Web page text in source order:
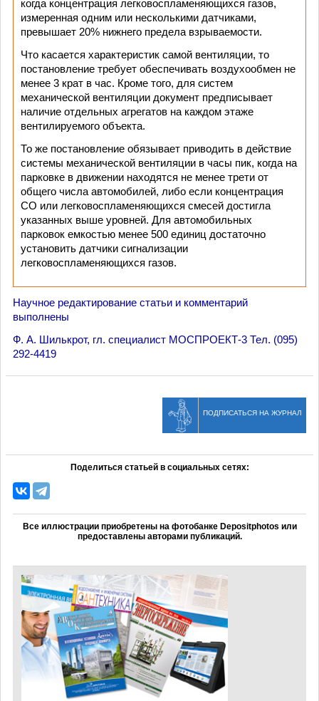
когда концентрация легковоспламеняющихся газов,
измеренная одним или несколькими датчиками,
превышает 20% нижнего предела взрываемости.
Что касается характеристик самой вентиляции, то
постановление требует обеспечивать воздухообмен не
менее 3 крат в час. Кроме того, для систем
механической вентиляции документ предписывает
наличие отдельных агрегатов на каждом этаже
вентилируемого объекта.
То же постановление обязывает приводить в действие
системы механической вентиляции в часы пик, когда на
парковке в движении находятся не менее трети от
общего числа автомобилей, либо если концентрация
СО или легковоспламеняющихся смесей достигла
указанных выше уровней. Для автомобильных
парковок емкостью менее 500 единиц достаточно
установить датчики сигнализации
легковоспламеняющихся газов.
Научное редактирование статьи и комментарий
выполнены
Ф. А. Шилькрот, гл. специалист МОСПРОЕКТ-3 Тел. (095)
292-4419
ПОДПИСАТЬСЯ НА ЖУРНАЛ
Поделиться статьей в социальных сетях:
Все иллюстрации приобретены на фотобанке Depositphotos или
предоставлены авторами публикаций.